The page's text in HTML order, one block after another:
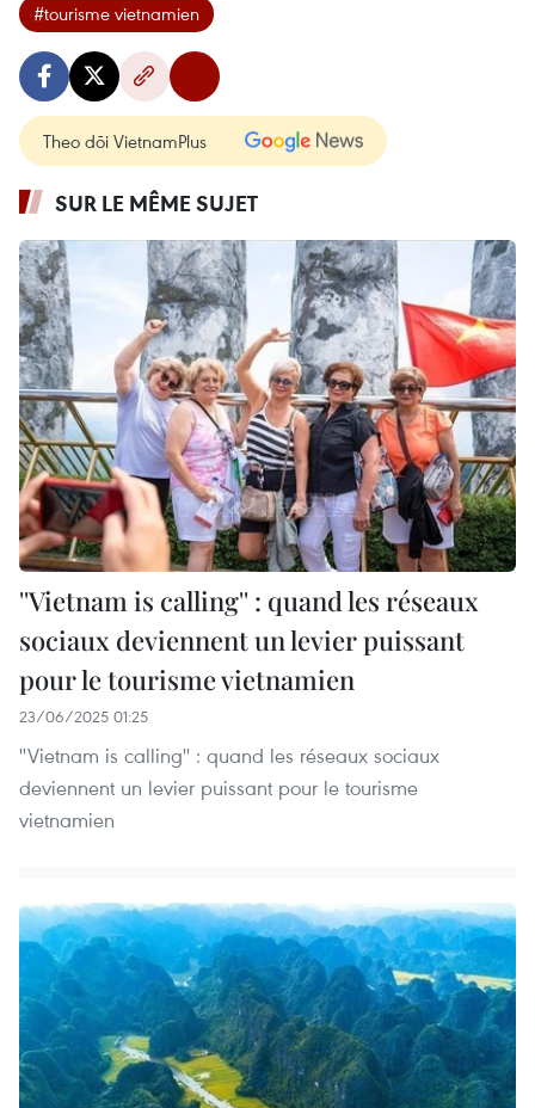
#tourisme vietnamien
Theo dõi VietnamPlus
SUR LE MÊME SUJET
''Vietnam is calling'' : quand les réseaux
sociaux deviennent un levier puissant
pour le tourisme vietnamien
23/06/2025 01:25
''Vietnam is calling'' : quand les réseaux sociaux
deviennent un levier puissant pour le tourisme
vietnamien